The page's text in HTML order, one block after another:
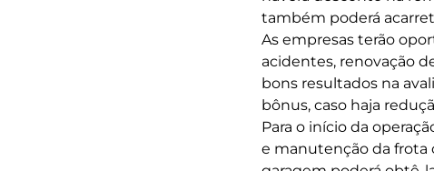
também poderá
As empresas terão
acidentes, renovação
bons resultados na
bônus, caso haja
Para o início da
e manutenção da frota